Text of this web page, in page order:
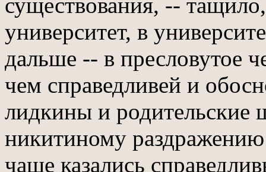
существования, --
университет, в
дальше -- в пресловутое
чем справедливей и
лидкины и родительские
никитиному
чаще казались